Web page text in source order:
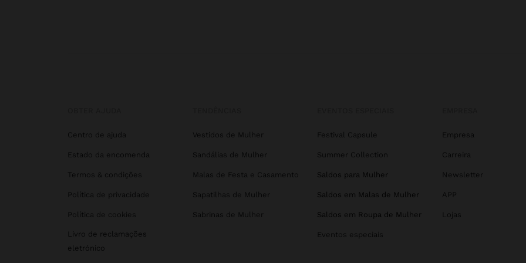
Centro de ajuda
Estado da encomenda
Termos & condições
Política de privacidade
Política de cookies
Livro de reclamações
eletrónico
Vestidos de Mulher
Sandálias de Mulher
Malas de Festa e Casamento
Sapatilhas de Mulher
Sabrinas de Mulher
Festival Capsule
Summer Collection
Saldos para Mulher
Saldos em Malas de Mulher
Saldos em Roupa de Mulher
Eventos especiais
Empresa
Carreira
Newsletter
APP
Lojas